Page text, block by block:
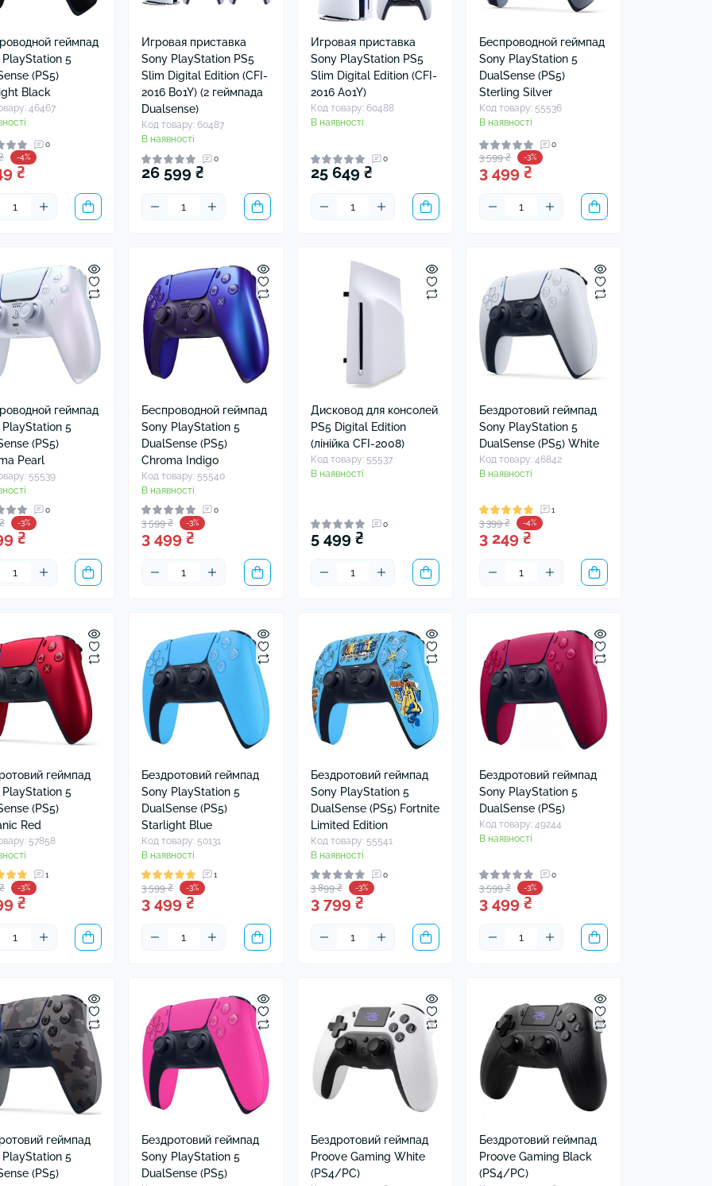
для навушників
геймпад
PlayStation 5
(PS5)
Black
46467
0
-4%
₴
Игровая приставка
Sony PlayStation PS5
Slim Digital Edition (CFI-
2016 B01Y) (2 геймпада
Dualsense)
Код товару: 60487
В наявності
0
26 599 ₴
Игровая приставка
Sony PlayStation PS5
Slim Digital Edition (CFI-
2016 A01Y)
Код товару: 60488
В наявності
0
25 649 ₴
Беспроводной геймпад
Sony PlayStation 5
DualSense (PS5)
Sterling Silver
Код товару: 55536
В наявності
0
3 599 ₴ -3%
3 499 ₴
геймпад
PlayStation 5
(PS5)
Pearl
55539
0
-3%
₴
Беспроводной геймпад
Sony PlayStation 5
DualSense (PS5)
Chroma Indigo
Код товару: 55540
В наявності
0
3 599 ₴ -3%
3 499 ₴
Дисковод для консолей
PS5 Digital Edition
(лінійка CFI-2008)
Код товару: 55537
В наявності
0
5 499 ₴
Бездротовий геймпад
Sony PlayStation 5
DualSense (PS5) White
Код товару: 46842
В наявності
1
3 399 ₴ -4%
3 249 ₴
геймпад
PlayStation 5
(PS5)
Red
57858
1
-3%
₴
Бездротовий геймпад
Sony PlayStation 5
DualSense (PS5)
Starlight Blue
Код товару: 50131
В наявності
1
3 599 ₴ -3%
3 499 ₴
Бездротовий геймпад
Sony PlayStation 5
DualSense (PS5) Fortnite
Limited Edition
Код товару: 55541
В наявності
0
3 899 ₴ -3%
3 799 ₴
Бездротовий геймпад
Sony PlayStation 5
DualSense (PS5)
Код товару: 49244
В наявності
0
3 599 ₴ -3%
3 499 ₴
геймпад
PlayStation 5
(PS5)
Бездротовий геймпад
Sony PlayStation 5
DualSense (PS5)
Бездротовий геймпад
Proove Gaming White
(PS4/PC)
Бездротовий геймпад
Proove Gaming Black
(PS4/PC)